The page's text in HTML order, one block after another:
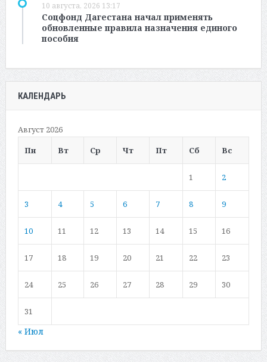
10 августа, 2026 13:17
Соцфонд Дагестана начал применять
обновленные правила назначения единого
пособия
КАЛЕНДАРЬ
Август 2026
Пн
Вт Ср Чт Пт Сб Вс
1 2
3 4 5 6 7 8 9
10 11 12 13 14 15 16
17 18 19 20 21 22 23
24 25 26 27 28 29 30
31
« Июл